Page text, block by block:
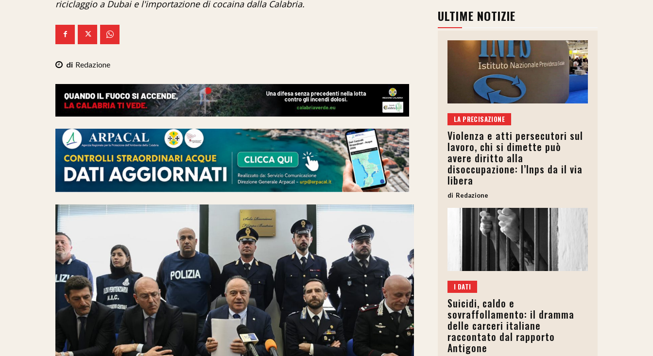
riciclaggio a Dubai e l'importazione di cocaina dalla Calabria.
Redazione
ULTIME NOTIZIE
LA PRECISAZIONE
Violenza e atti persecutori sul
lavoro, chi si dimette può
avere diritto alla
disoccupazione: l’Inps da il via
libera
Redazione
I DATI
Suicidi, caldo e
sovraffollamento: il dramma
delle carceri italiane
raccontato dal rapporto
Antigone